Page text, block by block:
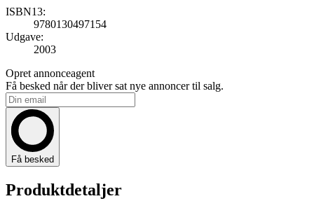
ISBN13:
9780130497154
Udgave:
2003
Opret annonceagent
Få besked når der bliver sat nye annoncer til salg.
Få besked
Produktdetaljer